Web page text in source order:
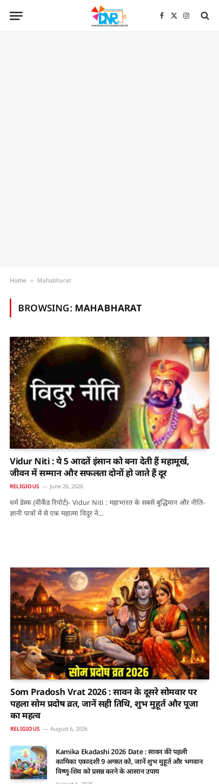
Facebook
X
Home » Mahabharat
BROWSING: MAHABHARAT
Vidur Niti : ये 5 आदतें इंसान को बना देती हैं महामूर्ख,
जीवन में सम्मान और सफलता दोनों हो जाते हैं दूर
RELIGIOUS June 26, 2026
धर्म डेस्क (वीकैंड रिपोर्ट)- Vidur Niti : महाभारत के सबसे बुद्धिमान और नीति-
ज्ञानी पात्रों में से एक महात्मा विदुर ने…
Som Pradosh Vrat 2026 : सावन के दूसरे सोमवार पर
पहला सोम प्रदोष व्रत, जानें सही तिथि, शुभ मुहूर्त और पूजा
का महत्व
RELIGIOUS August 6, 2026
Kamika Ekadashi 2026 Date : सावन की पहली
कामिका एकादशी 9 अगस्त को, जानें शुभ मुहूर्त और भगवान
विष्णु-शिव को प्रसन्न करने के आसान उपाय